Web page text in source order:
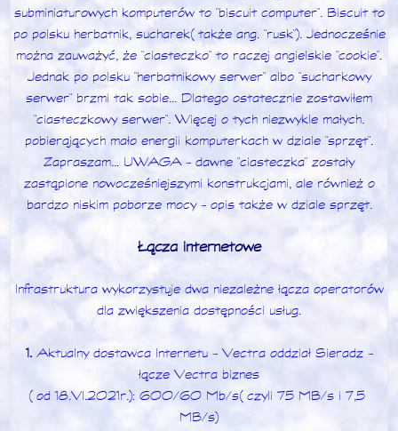
subminiaturowych komputerów to "biscuit computer". Biscuit to
po polsku herbatnik, sucharek (także ang. "rusk"). Jednocześnie
można zauważyć, że "ciasteczko" to raczej angielskie "cookie".
Jednak po polsku "herbatnikowy serwer" albo "sucharkowy
serwer" brzmi tak sobie... Dlatego ostatecznie zostawiłem
"ciasteczkowy serwer". Więcej o tych niezwykle małych.
pobierających mało energii komputerkach w dziale "sprzęt".
Zapraszam... UWAGA - dawne "ciasteczka" zostały
zastąpione nowocześniejszymi konstrukcjami, ale również o
bardzo niskim poborze mocy - opis także w dziale sprzęt.
Łącza internetowe
Infrastruktura wykorzystuje dwa niezależne łącza operatorów
dla zwiększenia dostępności usług.
1. Aktualny dostawca Internetu - Vectra oddział Sieradz -
łącze Vectra biznes
(od 18.VI.2021r.): 600/60 Mb/s (czyli 75 MB/s i 7,5
MB/s)